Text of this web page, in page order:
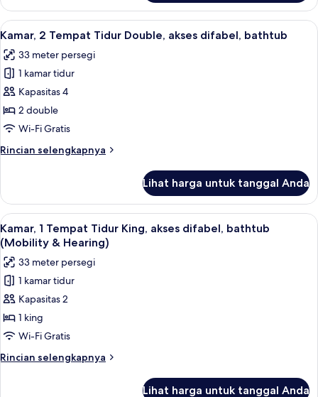
Suite
Junior,
1
Tidur
King
Lihat
semua
foto
untuk
Kamar,
2
Tempat
Double,
bathtub
Seprai Frette Italia, seprai premium,
5
Kamar, 2 Tempat Tidur Double, akses difabel, bathtub
33 meter persegi
1 kamar tidur
Kapasitas 4
2 double
Wi-Fi Gratis
Rincian selengkapnya
Rincian
Kamar,
Tempat
Tidur
Double,
akses
difabel,
bathtub
Lihat harga untuk tanggal Anda
Lihat
semua
foto
untuk
Kamar,
1
Tempat
Tidur
King,
akses
Seprai Frette Italia, seprai premium,
5
Kamar, 1 Tempat Tidur King, akses difabel, bathtub
(Mobility & Hearing)
33 meter persegi
1 kamar tidur
Kapasitas 2
1 king
Wi-Fi Gratis
Rincian selengkapnya
Rincian
Lihat harga untuk tanggal Anda